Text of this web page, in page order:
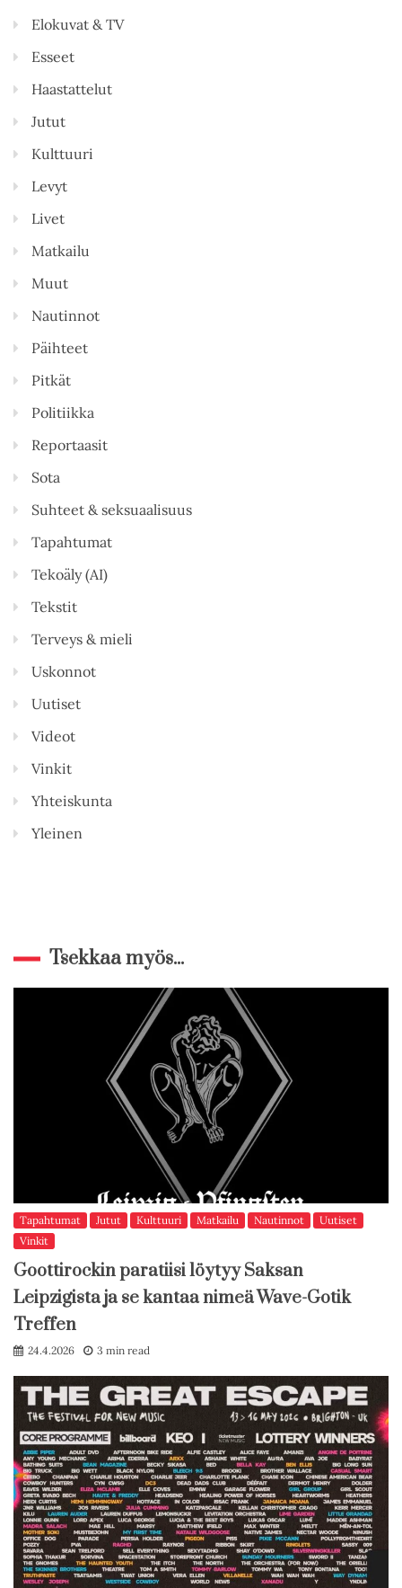
Elokuvat & TV
Esseet
Haastattelut
Jutut
Kulttuuri
Levyt
Livet
Matkailu
Muut
Nautinnot
Päihteet
Pitkät
Politiikka
Reportaasit
Sota
Suhteet & seksuaalisuus
Tapahtumat
Tekoäly (AI)
Tekstit
Terveys & mieli
Uskonnot
Uutiset
Videot
Vinkit
Yhteiskunta
Yleinen
Tsekkaa myös...
Tapahtumat Jutut Kulttuuri Matkailu Nautinnot
Uutiset
Vinkit
Goottirockin paratiisi löytyy Saksan
Leipzigista ja se kantaa nimeä Wave-Gotik
Treffen
24.4.2026 3 min read